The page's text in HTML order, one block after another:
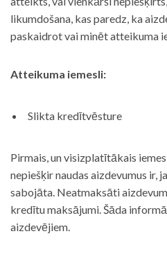
likumdošana, kas paredz, ka
paskaidrot vai minēt atteikuma
Atteikuma iemesli:
Slikta kredītvēsture
Pirmais, un visizplatītākais
nepiešķir naudas aizdevumus ir,
sabojāta. Neatmaksāti
kredītu maksājumi. Šāda
aizdevējiem.